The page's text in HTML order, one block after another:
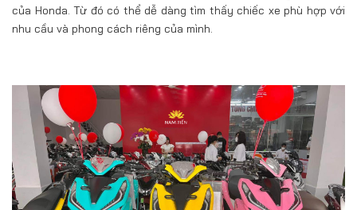
của Honda. Từ đó có thể dễ dàng tìm thấy chiếc xe phù hợp với
nhu cầu và phong cách riêng của mình.